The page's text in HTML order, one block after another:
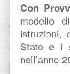
Con
modello
istruzioni,
Stato e i
nell’anno